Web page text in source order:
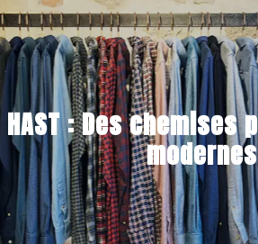
HAST : Des chemises
modernes